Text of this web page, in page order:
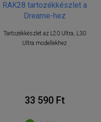
RAK28 tartozékkészlet a
Dreame-hez
Tartozékkészlet az L20 Ultra, L30
Ultra modellekhez
33 590 Ft